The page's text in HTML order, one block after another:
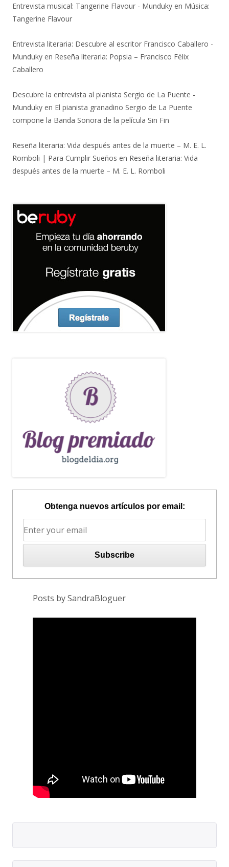
Entrevista musical: Tangerine Flavour - Munduky en Música:
Tangerine Flavour
Entrevista literaria: Descubre al escritor Francisco Caballero -
Munduky en Reseña literaria: Popsia – Francisco Félix
Caballero
Descubre la entrevista al pianista Sergio de La Puente -
Munduky en El pianista granadino Sergio de La Puente
compone la Banda Sonora de la película Sin Fin
Reseña literaria: Vida después antes de la muerte – M. E. L.
Romboli | Para Cumplir Sueños en Reseña literaria: Vida
después antes de la muerte – M. E. L. Romboli
Obtenga nuevos artículos por email:
Posts by SandraBloguer